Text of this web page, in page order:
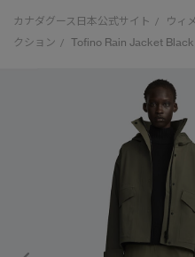
スノーグース
アンバサダー
スプリングコレク
ウィメンズ TOP
ベストセラー
FW26コレクション
サマー 26 コレク
サマー 26 コレク
メンズ TOP
ベストセラー
FW26コレクション
サマー 26 コレク
サマー 26 コレク
キッズ TOP
キッズ（2‐7歳)
ユース（6＋歳)
コレクション
CANADA
ウェアの下取り
品の価値を受け
アーカイブの希
カナダグース日本公式サイト / ウィ
クション
/ Tofino Rain Jacket